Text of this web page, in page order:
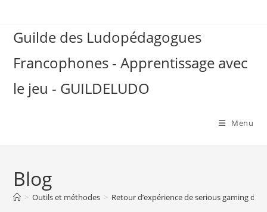
contentGuilde des Ludopédagogues
Francophones - Apprentissage avec
le jeu - GUILDELUDO
Menu
Blog
> Outils et méthodes > Retour d’expérience de serious gaming